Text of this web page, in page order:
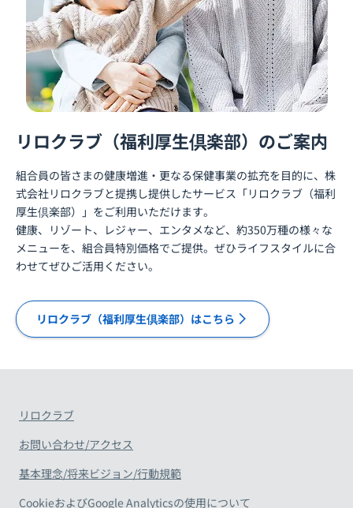
リロクラブ（福利厚生倶楽部）のご案内
組合員の皆さまの健康増進・更なる保健事業の拡充を目的に、株
式会社リロクラブと提携し提供したサービス「リロクラブ（福利
厚生倶楽部）」をご利用いただけます。
健康、リゾート、レジャー、エンタメなど、約350万種の様々な
メニューを、組合員特別価格でご提供。ぜひライフスタイルに合
わせてぜひご活用ください。
リロクラブ（福利厚生倶楽部）はこちら
リロクラブ
お問い合わせ/アクセス
基本理念/将来ビジョン/行動規範
CookieおよびGoogle Analyticsの使用について